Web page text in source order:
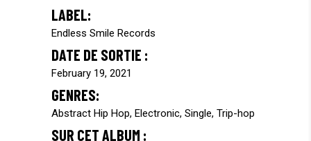
LABEL:
Endless Smile Records
DATE DE SORTIE :
February 19, 2021
GENRES:
Abstract Hip Hop, Electronic, Single, Trip-hop
SUR CET ALBUM :